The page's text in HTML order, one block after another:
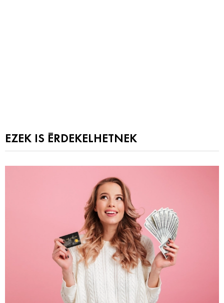
EZEK IS ÉRDEKELHETNEK